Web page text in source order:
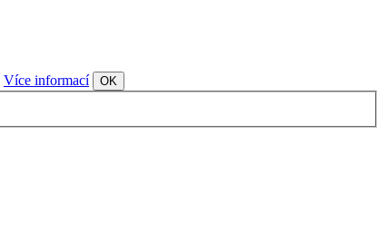
Více informací OK